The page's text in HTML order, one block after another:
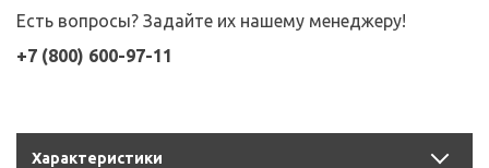
Есть вопросы? Задайте их нашему менеджеру!
+7 (800) 600-97-11
Характеристики